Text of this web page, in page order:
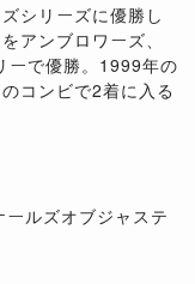
シリーズに優勝し
アンブロワーズ、
ーで優勝。1999年の
コンビで2着に入る
ルズオブジャステ